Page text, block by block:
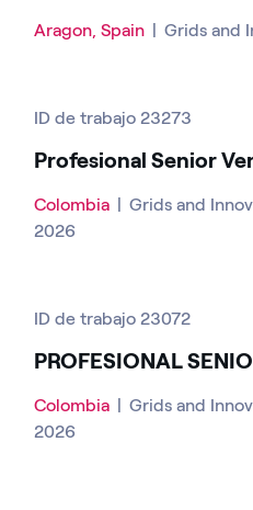
Aragon, Spain | Grids and
ID de trabajo 23273
Profesional Senior
Colombia | Grids and
2026
ID de trabajo 23072
PROFESIONAL
Colombia | Grids and
2026